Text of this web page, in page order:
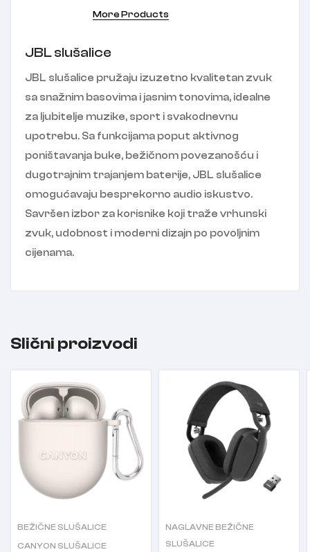
More Products
JBL slušalice
JBL slušalice pružaju izuzetno kvalitetan zvuk
sa snažnim basovima i jasnim tonovima, idealne
za ljubitelje muzike, sport i svakodnevnu
upotrebu. Sa funkcijama poput aktivnog
poništavanja buke, bežičnom povezanošću i
dugotrajnim trajanjem baterije, JBL slušalice
omogućavaju besprekorno audio iskustvo.
Savršen izbor za korisnike koji traže vrhunski
zvuk, udobnost i moderni dizajn po povoljnim
cijenama.
Slični proizvodi
BEŽIČNE SLUŠALICE
CANYON SLUŠALICE
NAGLAVNE BEŽIČNE
SLUŠALICE